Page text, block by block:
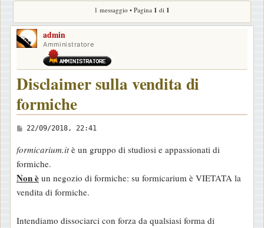
1 messaggio • Pagina 1 di 1
admin
Amministratore
Disclaimer sulla vendita di
formiche
M
s
s
a
g
22/09/2018, 22:41
formicarium.itè un gruppo di studiosi e appassionati di
formiche.
Non è un negozio di formiche: su formicarium è VIETATA la
vendita di formiche.
Intendiamo dissociarci con forza da qualsiasi forma di